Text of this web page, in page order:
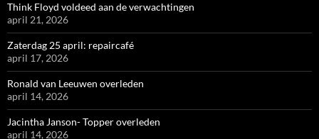
Think Floyd voldeed aan de verwachtingen
april 21, 2026
Zaterdag 25 april: repaircafé
april 17, 2026
Ronald van Leeuwen overleden
april 14, 2026
Jacintha Janson- Topper overleden
april 14, 2026